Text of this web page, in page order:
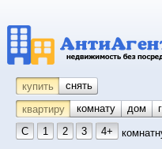
купить снять
квартиру
комнату койко-
дом
С
1 2 3 4+